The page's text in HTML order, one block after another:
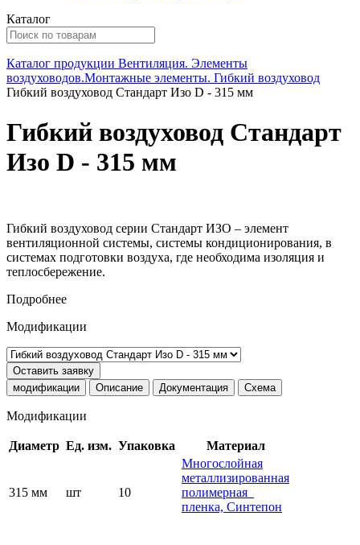
Каталог
Каталог продукции Вентиляция. Элементы
воздуховодов.Монтажные элементы. Гибкий воздуховод
Гибкий воздуховод Стандарт Изо D - 315 мм
Гибкий воздуховод Стандарт
Изо D - 315 мм
Гибкий воздуховод серии Стандарт ИЗО – элемент
вентиляционной системы, системы кондиционирования, в
системах подготовки воздуха, где необходима изоляция и
теплосбережение.
Подробнее
Модификации
Оставить заявку
модификации
Описание Документация Схема
Модификации
Диаметр Ед. изм. Упаковка Материал
315 мм шт 10
Многослойная
металлизированная
полимерная
пленка, Синтепон